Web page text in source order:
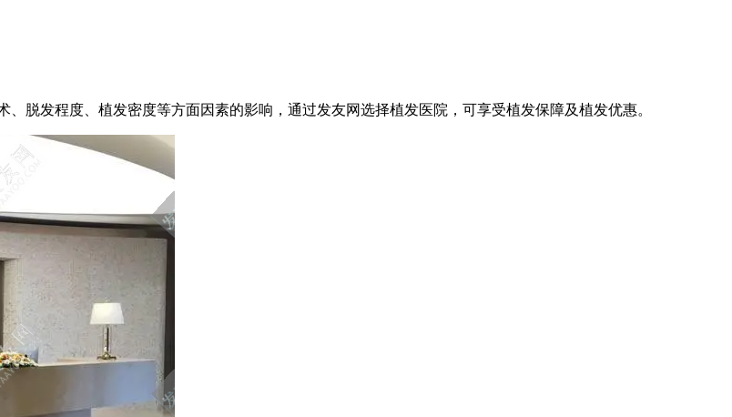
脱发程度、植发密度等方面因素的影响，通过发友网选择植发医院，可享受植发保障及植发优惠。